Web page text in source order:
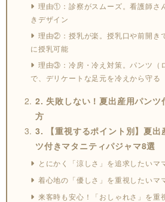
理由①：診察がスムーズ。看護師さ
きデザイン
理由②：授乳が楽。授乳口や前開き
に授乳可能
理由③：冷房・冷え対策。パンツ（
で、デリケートな足元を冷えから守る
2. 失敗しない！夏出産用パンツ
方
3. 【重視するポイント別】夏出
ツ付きマタニティパジャマ8選
とにかく「涼しさ」を追求したいマ
着心地の「優しさ」を重視したいマ
来客時も安心！「おしゃれさ」を重